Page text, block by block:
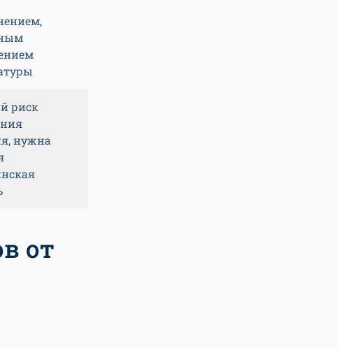
риск
нужна
от